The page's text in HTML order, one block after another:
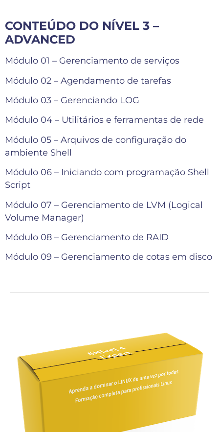
CONTEÚDO DO NÍVEL 3 –
ADVANCED
Módulo 01 – Gerenciamento de serviços
Módulo 02 – Agendamento de tarefas
Módulo 03 – Gerenciando LOG
Módulo 04 – Utilitários e ferramentas de rede
Módulo 05 – Arquivos de configuração do
ambiente Shell
Módulo 06 – Iniciando com programação Shell
Script
Módulo 07 – Gerenciamento de LVM (Logical
Volume Manager)
Módulo 08 – Gerenciamento de RAID
Módulo 09 – Gerenciamento de cotas em disco